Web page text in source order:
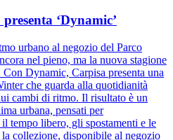
‘Dynamic’
urbano al negozio del Parco
nel pieno, ma la nuova stagione
Dynamic, Carpisa presenta una
che guarda alla quotidianità
cambi di ritmo. Il risultato è un
urbana, pensati per
tempo libero, gli spostamenti e le
collezione, disponibile al negozio